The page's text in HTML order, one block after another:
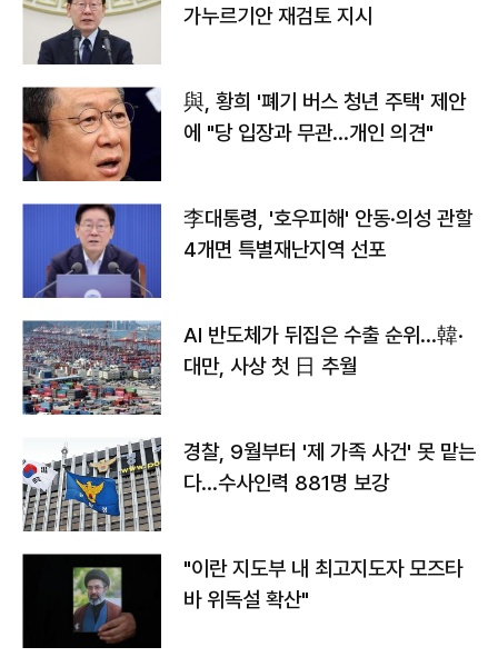
가누르기안 재검토 지시
與, 황희 '폐기 버스 청년 주택' 제안
에 "당 입장과 무관…개인 의견"
李대통령, '호우피해' 안동·의성 관할
4개면 특별재난지역 선포
AI 반도체가 뒤집은 수출 순위…韓·
대만, 사상 첫 日 추월
경찰, 9월부터 '제 가족 사건' 못 맡는
다…수사인력 881명 보강
"이란 지도부 내 최고지도자 모즈타
바 위독설 확산"